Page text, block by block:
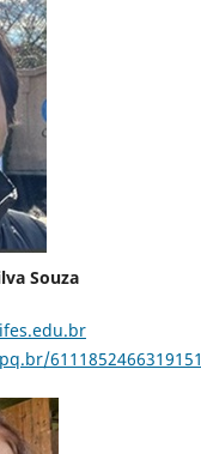
Souza
6111852466319151